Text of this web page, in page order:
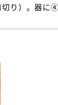
）。器に④